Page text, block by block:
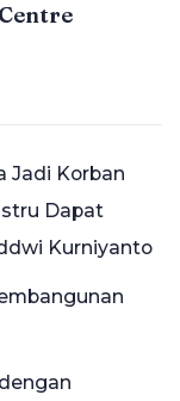
Jadi Korban
Dapat
Kurniyanto